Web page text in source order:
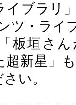
イブラリ
ツ・ライ
板垣さ
超新星」
い。